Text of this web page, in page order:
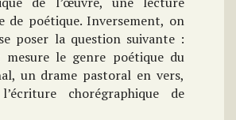
de poétique. Inversement, on
poser la question suivante :
mesure le genre poétique du
un drame pastoral en vers,
chorégraphique de